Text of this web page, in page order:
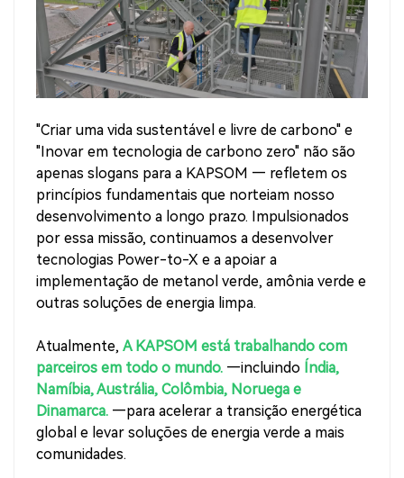
"Criar uma vida sustentável e livre de carbono" e
"Inovar em tecnologia de carbono zero" não são
apenas slogans para a KAPSOM — refletem os
princípios fundamentais que norteiam nosso
desenvolvimento a longo prazo. Impulsionados
por essa missão, continuamos a desenvolver
tecnologias Power-to-X e a apoiar a
implementação de metanol verde, amônia verde e
outras soluções de energia limpa.
Atualmente, A KAPSOM está trabalhando com
parceiros em todo o mundo. —incluindo Índia,
Namíbia, Austrália, Colômbia, Noruega e
Dinamarca. —para acelerar a transição energética
global e levar soluções de energia verde a mais
comunidades.